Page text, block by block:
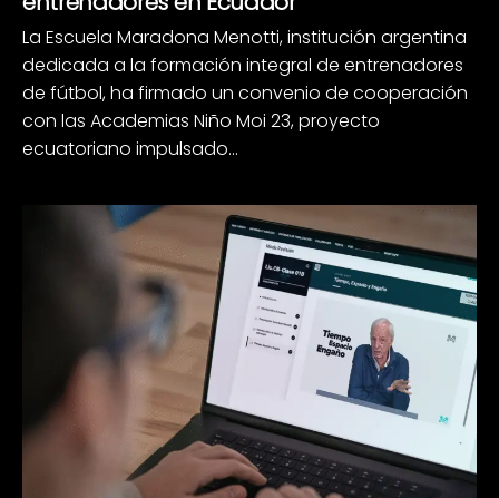
La Escuela Maradona Menotti, institución argentina
dedicada a la formación integral de entrenadores
de fútbol, ha firmado un convenio de cooperación
con las Academias Niño Moi 23, proyecto
ecuatoriano impulsado...